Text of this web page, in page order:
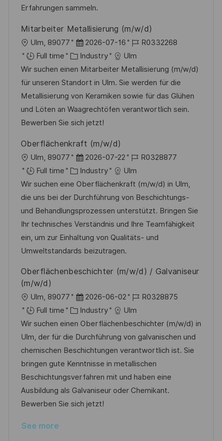
t
y
Erfahrungen sammeln.
Mitarbeiter Metallisierung (m/w/d)
L
o
c
a
t
i
o
Ulm, 89077
P
o
s
t
e
d
D
t
e
2026-07-16
J
o
b
I
d
R0332268
Full time
C
a
t
e
g
o
y
Industry
Ulm
Wir suchen einen Mitarbeiter Metallisierung (m/w/d)
für unseren Standort in Ulm. Sie werden für die
Metallisierung von Keramiken sowie für das Glühen
und Löten an Waagrechtöfen verantwortlich sein.
Bewerben Sie sich jetzt!
Oberflächenkraft (m/w/d)
L
o
c
a
t
i
o
n
Ulm, 89077
P
o
s
t
e
d
D
a
e
2026-07-22
J
o
b
I
d
R0328877
Full time
C
a
t
e
g
o
r
Industry
Ulm
Wir suchen eine Oberflächenkraft (m/w/d) in Ulm,
die uns bei der Durchführung von Beschichtungs-
und Behandlungsprozessen unterstützt. Bringen Sie
Ihr technisches Verständnis und Ihre Teamfähigkeit
ein, um zur Einhaltung von Qualitäts- und
Umweltstandards beizutragen.
Oberflächenbeschichter (m/w/d) / Galvaniseur
(m/w/d)
L
o
c
a
t
i
o
n
Ulm, 89077
P
o
s
t
e
d
D
a
t
2026-06-02
J
o
b
I
d
R0328875
Full time
C
a
t
e
g
o
r
y
Industry
Ulm
Wir suchen einen Oberflächenbeschichter (m/w/d) in
Ulm, der für die Durchführung von galvanischen und
chemischen Beschichtungen verantwortlich ist. Sie
bringen gute Kenntnisse in metallischen
Beschichtungsverfahren mit und haben eine
Ausbildung als Galvaniseur oder Chemikant.
Bewerben Sie sich jetzt!
See more